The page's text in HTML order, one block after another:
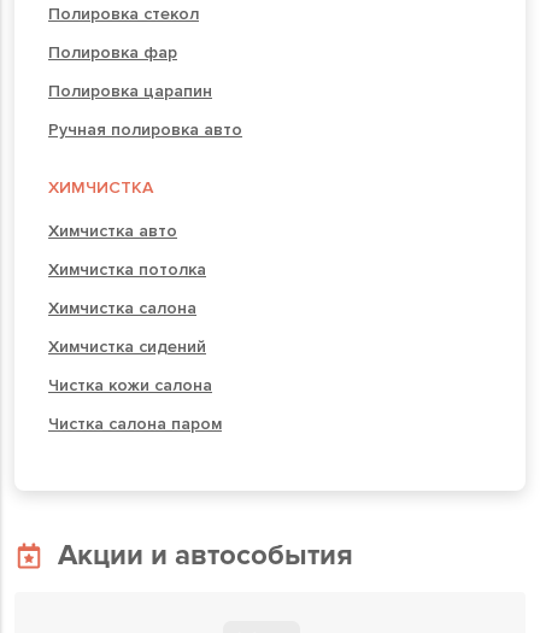
Полировка стекол
Полировка фар
Полировка царапин
Ручная полировка авто
ХИМЧИСТКА
Химчистка авто
Химчистка потолка
Химчистка салона
Химчистка сидений
Чистка кожи салона
Чистка салона паром
Акции и автособытия